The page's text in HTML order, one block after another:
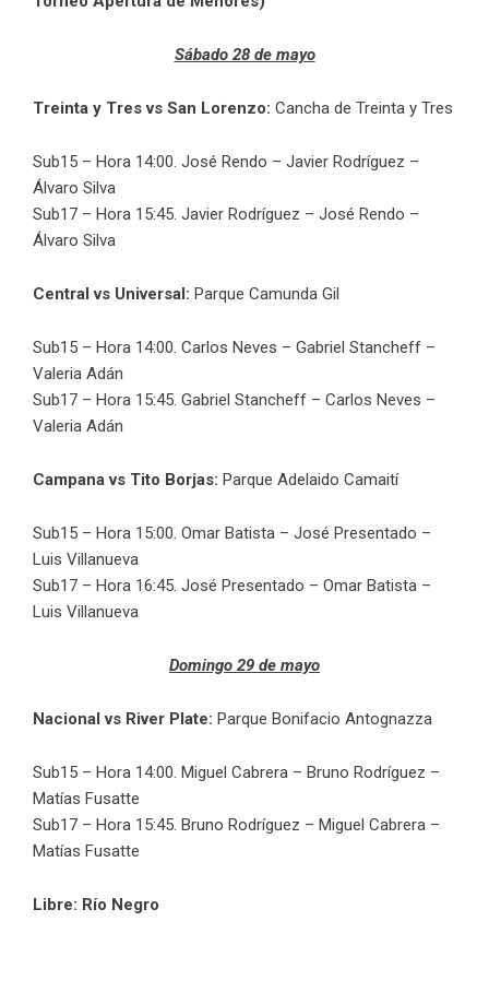
Sábado 28 de mayo
Treinta y Tres vs San Lorenzo: Cancha de Treinta y Tres
Sub15 – Hora 14:00. José Rendo – Javier Rodríguez –
Álvaro Silva
Sub17 – Hora 15:45. Javier Rodríguez – José Rendo –
Álvaro Silva
Central vs Universal: Parque Camunda Gil
Sub15 – Hora 14:00. Carlos Neves – Gabriel Stancheff –
Valeria Adán
Sub17 – Hora 15:45. Gabriel Stancheff – Carlos Neves –
Valeria Adán
Campana vs Tito Borjas: Parque Adelaido Camaití
Sub15 – Hora 15:00. Omar Batista – José Presentado –
Luis Villanueva
Sub17 – Hora 16:45. José Presentado – Omar Batista –
Luis Villanueva
Domingo 29 de mayo
Nacional vs River Plate: Parque Bonifacio Antognazza
Sub15 – Hora 14:00. Miguel Cabrera – Bruno Rodríguez –
Matías Fusatte
Sub17 – Hora 15:45. Bruno Rodríguez – Miguel Cabrera –
Matías Fusatte
Libre: Río Negro